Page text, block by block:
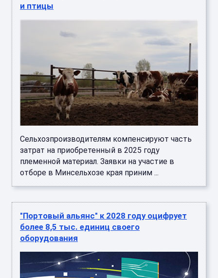
и птицы
Сельхозпроизводителям компенсируют часть
затрат на приобретенный в 2025 году
племенной материал. Заявки на участие в
отборе в Минсельхозе края приним ...
"Портовый альянс" к 2028 году оцифрует
более 8,5 тыс. единиц своего
оборудования